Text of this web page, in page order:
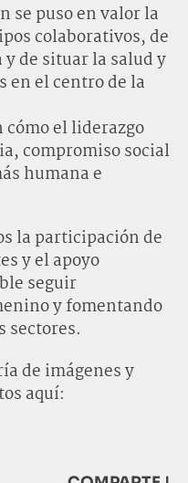
se puso en valor la
colaborativos, de
de situar la salud y
en el centro de la
el liderazgo
compromiso social
humana e
la participación de
y el apoyo
seguir
y fomentando
sectores.
de imágenes y
aquí: